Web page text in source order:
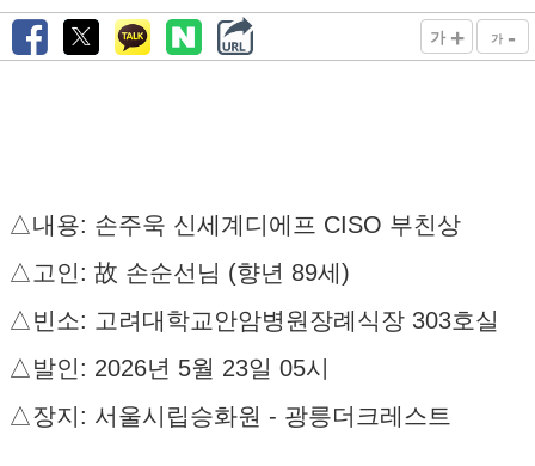
가 + 가 -
△내용: 손주욱 신세계디에프 CISO 부친상
△고인: 故 손순선님 (향년 89세)
△빈소: 고려대학교안암병원장례식장 303호실
△발인: 2026년 5월 23일 05시
△장지: 서울시립승화원 - 광릉더크레스트